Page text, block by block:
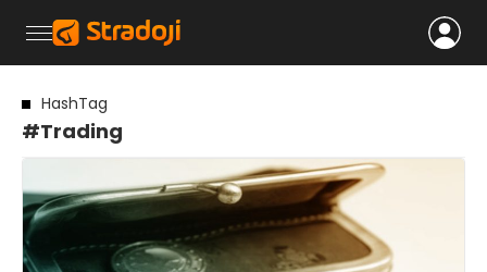
HashTag
#Trading